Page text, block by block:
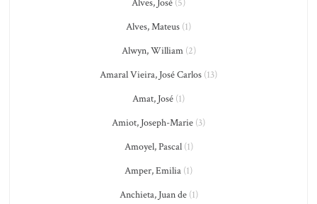
Alves, José (5)
Alves, Mateus (1)
Alwyn, William(2)
Amaral Vieira, José Carlos (13)
Amat, José (1)
Amiot, Joseph-Marie (3)
Amoyel, Pascal(1)
Amper, Emilia (1)
Anchieta, Juan de(1)